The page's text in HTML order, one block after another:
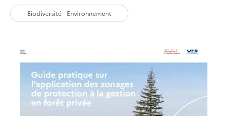
Biodiversité - Environnement